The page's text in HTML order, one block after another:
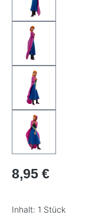
Regulärer Preis:
8,95 €
Inhalt: 1 Stück